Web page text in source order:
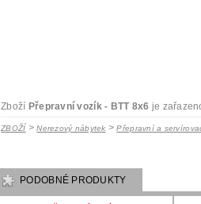
Zboží Přepravní vozík - BTT 8x6 je
ZBOŽÍ>Nerezový nábytek >Přepravní a
PODOBNÉ PRODUKTY